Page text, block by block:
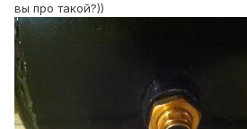
вы про такой?))